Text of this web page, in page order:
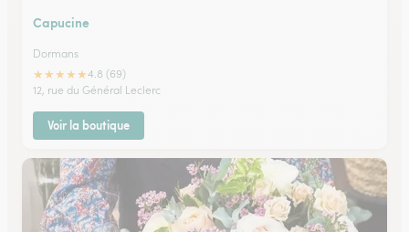
Capucine
Dormans
★★★★★4.8 (69)
12, rue du Général Leclerc
Voir la boutique